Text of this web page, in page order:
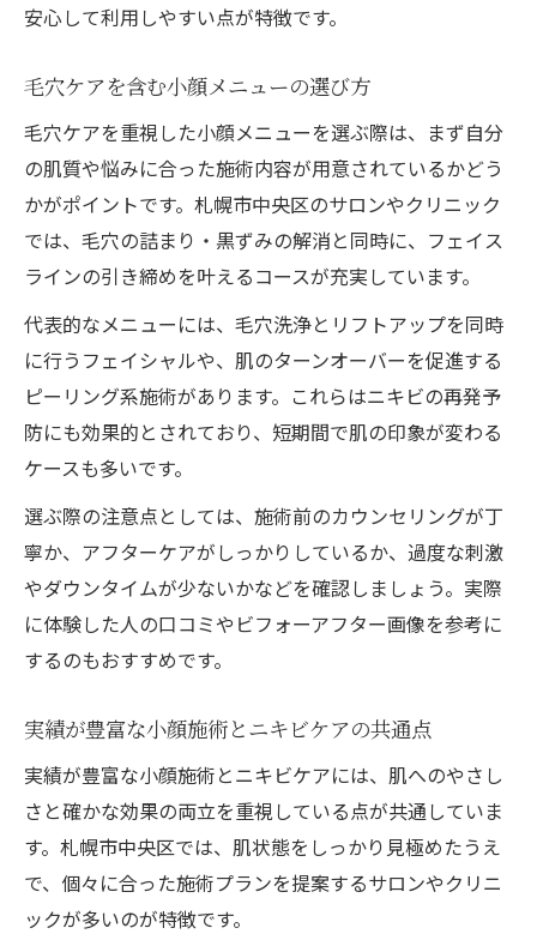
安心して利用しやすい点が特徴です。
毛穴ケアを含む小顔メニューの選び方
毛穴ケアを重視した小顔メニューを選ぶ際は、まず自分
の肌質や悩みに合った施術内容が用意されているかどう
かがポイントです。札幌市中央区のサロンやクリニック
では、毛穴の詰まり・黒ずみの解消と同時に、フェイス
ラインの引き締めを叶えるコースが充実しています。
代表的なメニューには、毛穴洗浄とリフトアップを同時
に行うフェイシャルや、肌のターンオーバーを促進する
ピーリング系施術があります。これらはニキビの再発予
防にも効果的とされており、短期間で肌の印象が変わる
ケースも多いです。
選ぶ際の注意点としては、施術前のカウンセリングが丁
寧か、アフターケアがしっかりしているか、過度な刺激
やダウンタイムが少ないかなどを確認しましょう。実際
に体験した人の口コミやビフォーアフター画像を参考に
するのもおすすめです。
実績が豊富な小顔施術とニキビケアの共通点
実績が豊富な小顔施術とニキビケアには、肌へのやさし
さと確かな効果の両立を重視している点が共通していま
す。札幌市中央区では、肌状態をしっかり見極めたうえ
で、個々に合った施術プランを提案するサロンやクリニ
ックが多いのが特徴です。